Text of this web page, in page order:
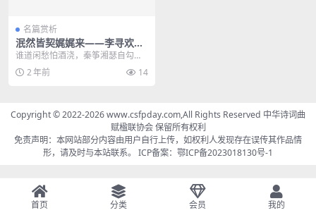
名篇赏析
泯然皆契娓娓来——李寻欢七
律《戊戌中秋》赏析
谁道闲愁怕酒浇，秦筝湘瑟自勾
调。 婵娟散发遮琼面，桂影柘枝垂
楚腰。 疑是瑶台留弄...
2 年前 14
Copyright © 2022-2026 www.csfpday.com,All Rights Reserved 中华诗词曲
赋楹联协会 保留所有权利
免责声明：本网站部分内容由用户自行上传，如权利人发现存在误传其作品情
形，请及时与本站联系。 ICP备案： 鄂ICP备2023018130号-1
首页 分类 会员 我的